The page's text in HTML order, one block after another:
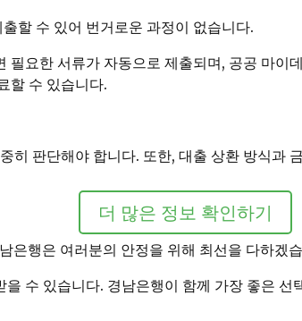
할 수 있어 번거로운 과정이 없습니다.
필요한 서류가 자동으로 제출되며, 공공 마이
할 수 있습니다.
히 판단해야 합니다. 또한, 대출 상환 방식과
더 많은 정보 확인하기
은행은 여러분의 안정을 위해 최선을 다하겠
수 있습니다. 경남은행이 함께 가장 좋은 선